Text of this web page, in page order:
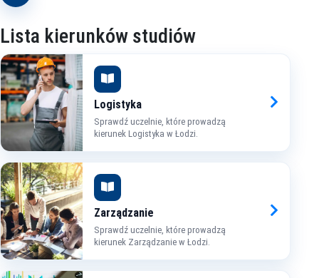
Lista kierunków studiów
Logistyka
Sprawdź uczelnie, które prowadzą
kierunek Logistyka w Łodzi.
Zarządzanie
Sprawdź uczelnie, które prowadzą
kierunek Zarządzanie w Łodzi.